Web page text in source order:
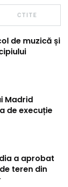
CTITE
de muzică și
Madrid
de execuție
a aprobat
teren din